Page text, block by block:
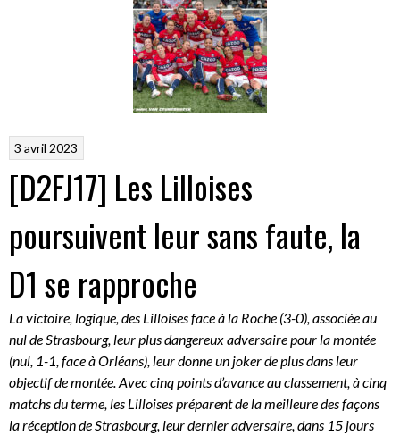
3 avril 2023
[D2FJ17] Les Lilloises
poursuivent leur sans faute, la
D1 se rapproche
La victoire, logique, des Lilloises face à la Roche (3-0), associée au
nul de Strasbourg, leur plus dangereux adversaire pour la montée
(nul, 1-1, face à Orléans), leur donne un joker de plus dans leur
objectif de montée. Avec cinq points d’avance au classement, à cinq
matchs du terme, les Lilloises préparent de la meilleure des façons
la réception de Strasbourg, leur dernier adversaire, dans 15 jours